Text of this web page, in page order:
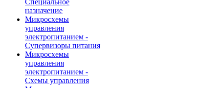
Специальное
назначение
Микросхемы
управления
электропитанием -
Супервизоры питания
Микросхемы
управления
электропитанием -
Схемы управления